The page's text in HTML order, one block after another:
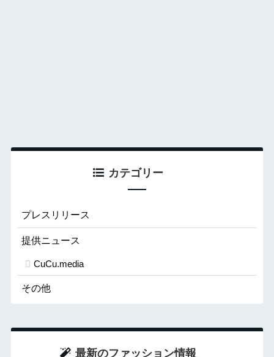
カテゴリー
プレスリリース
提供ニュース
CuCu.media
その他
最新のファッション情報